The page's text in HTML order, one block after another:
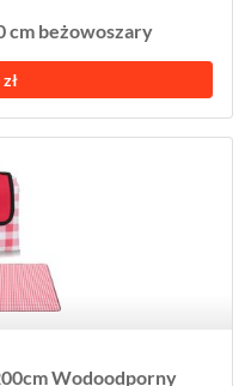
cm beżowoszary
Wodoodporny